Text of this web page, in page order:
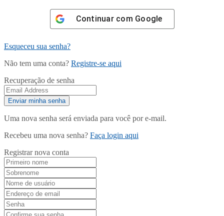
Continuar com Google
Esqueceu sua senha?
Não tem uma conta? Registre-se aqui
Recuperação de senha
Uma nova senha será enviada para você por e-mail.
Recebeu uma nova senha? Faça login aqui
Registrar nova conta